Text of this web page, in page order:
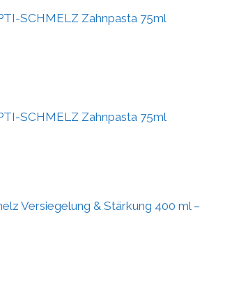
SCHMELZ Zahnpasta 75ml
SCHMELZ Zahnpasta 75ml
Versiegelung & Stärkung 400 ml –